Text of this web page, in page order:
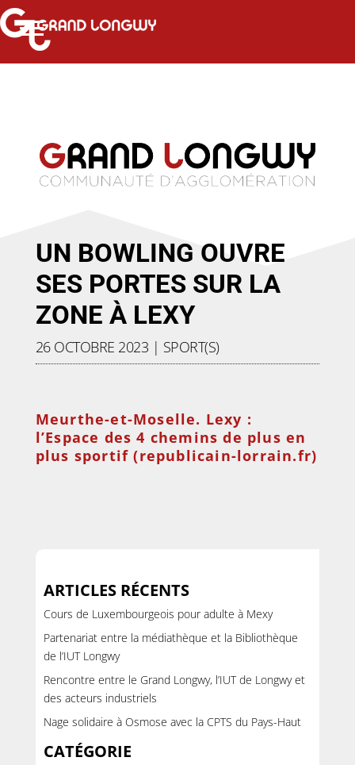
UN BOWLING OUVRE
SES PORTES SUR LA
ZONE À LEXY
26 OCTOBRE 2023 | SPORT(S)
Meurthe-et-Moselle. Lexy :
l’Espace des 4 chemins de plus en
plus sportif (republicain-lorrain.fr)
ARTICLES RÉCENTS
Cours de Luxembourgeois pour adulte à Mexy
Partenariat entre la médiathèque et la Bibliothèque
de l’IUT Longwy
Rencontre entre le Grand Longwy, l’IUT de Longwy et
des acteurs industriels
Nage solidaire à Osmose avec la CPTS du Pays-Haut
CATÉGORIE